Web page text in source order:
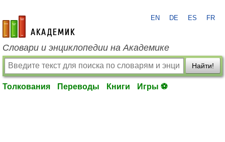
academic.ru
EN DE ES FR
Словари и энциклопедии на Академике
Найти!
Толкования Переводы Книги Игры ⚽